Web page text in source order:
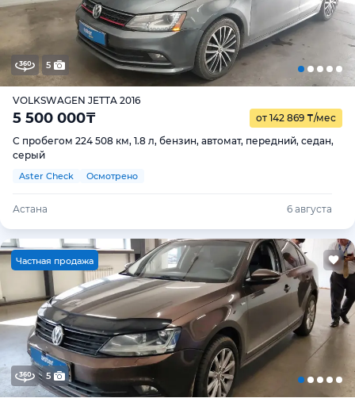
5
VOLKSWAGEN JETTA 2016
5 500 000₸ от 142 869 ₸/мес
С пробегом 224 508 км, 1.8 л, бензин, автомат, передний, седан,
серый
Aster Check Осмотрено
Астана 6 августа
Частная продажа
5